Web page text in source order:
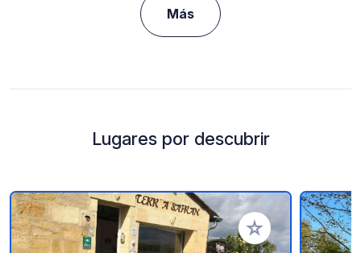
Más
Lugares por descubrir